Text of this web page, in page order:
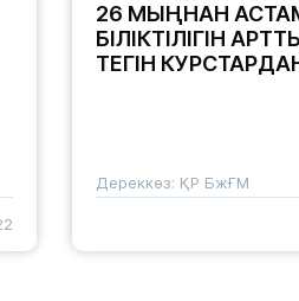
26 МЫҢНАН
БІЛІКТІЛІГІН
ТЕГІН
Дереккөз: ҚР БжҒМ